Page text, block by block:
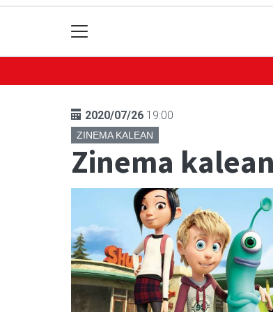
2020/07/26 19:00
ZINEMA KALEAN
Zinema